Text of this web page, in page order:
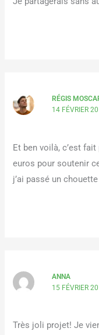
RÉGIS
14 FÉVRIER
Et ben voilà, c’est
euros pour soutenir
j’ai passé un
ANNA
15 FÉVRIER
Très joli projet! Je